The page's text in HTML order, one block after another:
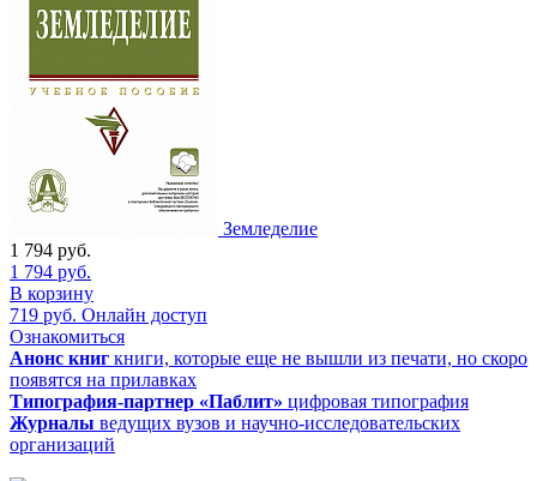
Земледелие
1 794 руб.
1 794 руб.
В корзину
719 руб. Онлайн доступ
Ознакомиться
Анонс книг книги, которые еще не вышли из печати, но скоро
появятся на прилавках
Типография-партнер «Паблит» цифровая типография
Журналы ведущих вузов и научно-исследовательских
организаций